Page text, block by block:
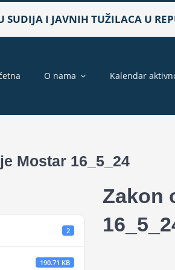
I JAVNIH TUŽILACA U
O nama Kalendar
Mostar 16_5_24
2
190.71 KB
Zakon